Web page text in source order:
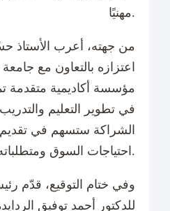
مهنيًا.
من جهته، أعرب الأستاذ
اعتزازه بالتعاون مع جامعة
مؤسسة أكاديمية متقدمة
في تطوير التعليم
الشراكة ستسهم في
احتياجات السوق ومتطلباته.
وفي ختام التوقيع، قدّم
للدكتور أحمد توفيق